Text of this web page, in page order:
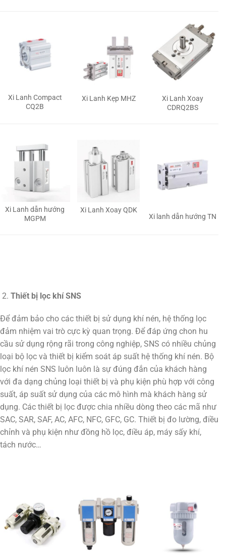
Xi Lanh Compact
CQ2B
Xi Lanh Kẹp MHZ
Xi Lanh Xoay
CDRQ2BS
Xi Lanh dẫn hướng
MGPM
Xi Lanh Xoay QDK
Xi lanh dẫn hướng TN
Thiết bị lọc khí SNS
Để đảm bảo cho các thiết bị sử dụng khí nén, hệ thống lọc
đảm nhiệm vai trò cực kỳ quan trọng. Để đáp ứng chon hu
cầu sử dụng rộng rãi trong công nghiệp, SNS có nhiều chủng
loại bộ lọc và thiết bị kiểm soát áp suất hệ thống khí nén. Bộ
lọc khí nén SNS luôn luôn là sự đúng đắn của khách hàng
với đa dạng chủng loại thiết bị và phụ kiện phù hợp với công
suất, áp suất sử dụng của các mô hình mà khách hàng sử
dụng. Các thiết bị lọc được chia nhiều dòng theo các mã như
SAC, SAR, SAF, AC, AFC, NFC, GFC, GC. Thiết bị đo lường, điều
chỉnh và phụ kiện như đồng hồ lọc, điều áp, máy sấy khí,
tách nước…